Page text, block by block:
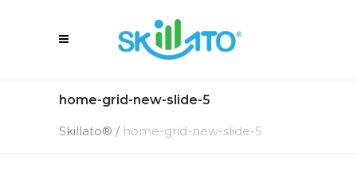
home-grid-new-slide-5
Skillato® / home-grid-new-slide-5